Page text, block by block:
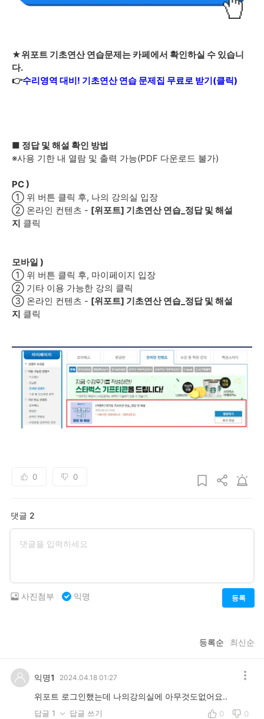
★위포트 기초연산 연습문제는 카페에서 확인하실 수 있습니
다.
👉수리영역 대비! 기초연산 연습 문제집 무료로 받기(클릭)
■ 정답 및 해설 확인 방법
※사용 기한 내 열람 및 출력 가능(PDF 다운로드 불가)
PC )
① 위 버튼 클릭 후, 나의 강의실 입장
② 온라인 컨텐츠 - [위포트] 기초연산 연습_정답 및 해설
지 클릭
모바일 )
① 위 버튼 클릭 후, 마이페이지 입장
② 기타 이용 가능한 강의 클릭
③ 온라인 컨텐츠 - [위포트] 기초연산 연습_정답 및 해설
지 클릭
0 0
댓글 2
등록
사진첨부 익명
등록순 최신순
익명1 2024.04.18 01:27
위포트 로그인했는데 나의강의실에 아무것도없어요..
답글 1 답글 쓰기 0 0